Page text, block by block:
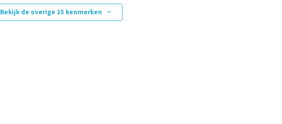
Bekijk de overige 15 kenmerken